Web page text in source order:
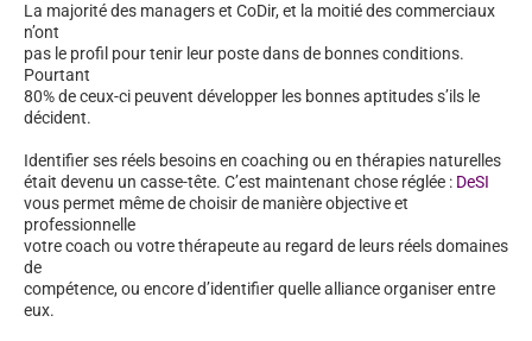
La majorité des managers et CoDir, et la moitié des commerciaux
n’ont
pas le profil pour tenir leur poste dans de bonnes conditions.
Pourtant
80% de ceux-ci peuvent développer les bonnes aptitudes s’ils le
décident.
Identifier ses réels besoins en coaching ou en thérapies naturelles
était devenu un casse-tête. C’est maintenant chose réglée : DeSI
vous permet même de choisir de manière objective et
professionnelle
votre coach ou votre thérapeute au regard de leurs réels domaines
de
compétence, ou encore d’identifier quelle alliance organiser entre
eux.